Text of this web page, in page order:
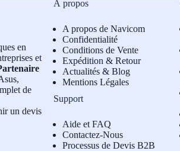
en
et
de
un devis
À propos
A propos de Navicom
Confidentialité
Conditions de Vente
Expédition & Retour
Actualités & Blog
Mentions Légales
Support
Aide et FAQ
Contactez-Nous
Processus de Devis B2B